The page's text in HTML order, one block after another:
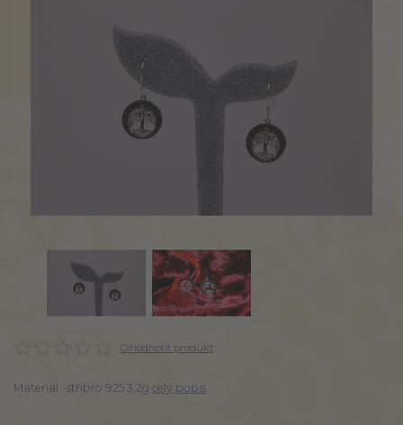
Ohodnotit produkt
Material : střibro 925 3,2g celý popis